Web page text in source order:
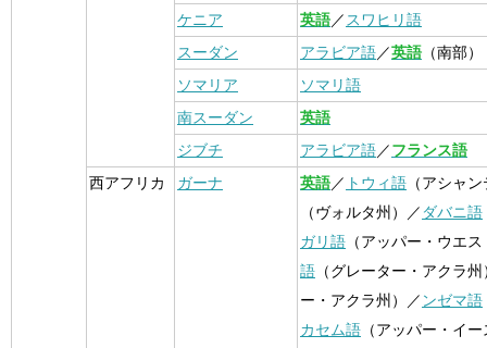
ケニア
英語／ スワヒリ語
スーダン
アラビア語／英語 （南部）
ソマリア
ソマリ語
南スーダン
英語
ジブチ
アラビア語／フランス語
西アフリカ
ガーナ 英語／ トウィ語 （アシャ
（ヴォルタ州）／ ダバニ語
ガリ語 （アッパー・ウエ
語 （グレーター・アクラ
ー・アクラ州）／ ンゼマ語
カセム語 （アッパー・イ